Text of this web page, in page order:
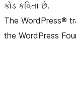
કોડ કવિતા છે.
The WordPress®
the WordPress